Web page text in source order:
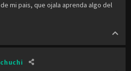
mi pais, que ojala aprenda algo del